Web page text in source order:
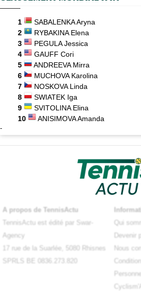
1 SABALENKA Aryna
2
RYBAKINA Elena
3
PEGULA Jessica
4
GAUFF Cori
5
ANDREEVA Mirra
6
MUCHOVA Karolina
7
NOSKOVA Linda
8
SWIATEK Iga
9
SVITOLINA Elina
10
ANISIMOVA Amanda
-
A propos de TennisActu
TennisActu est édité par Swar-
Agency
17 rue de la Suarlée, 5080 Rhisnes
SPRLS BE 0836.273.820
Qui
Devenir
Nous